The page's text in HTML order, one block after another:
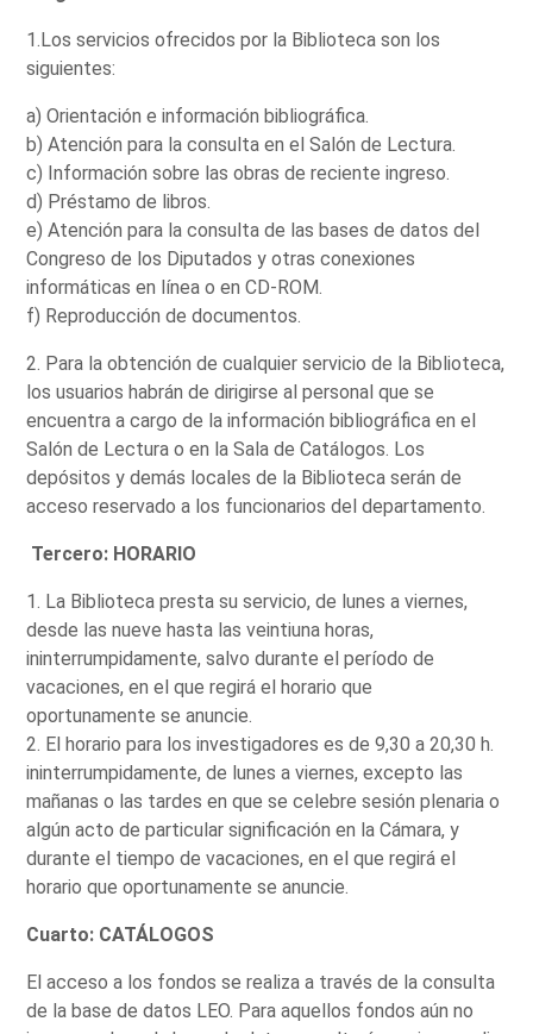
1.Los servicios ofrecidos por la Biblioteca son los
siguientes:
a) Orientación e información bibliográfica.
b) Atención para la consulta en el Salón de Lectura.
c) Información sobre las obras de reciente ingreso.
d) Préstamo de libros.
e) Atención para la consulta de las bases de datos del
Congreso de los Diputados y otras conexiones
informáticas en línea o en CD-ROM.
f) Reproducción de documentos.
2. Para la obtención de cualquier servicio de la Biblioteca,
los usuarios habrán de dirigirse al personal que se
encuentra a cargo de la información bibliográfica en el
Salón de Lectura o en la Sala de Catálogos. Los
depósitos y demás locales de la Biblioteca serán de
acceso reservado a los funcionarios del departamento.
Tercero: HORARIO
1. La Biblioteca presta su servicio, de lunes a viernes,
desde las nueve hasta las veintiuna horas,
ininterrumpidamente, salvo durante el período de
vacaciones, en el que regirá el horario que
oportunamente se anuncie.
2. El horario para los investigadores es de 9,30 a 20,30 h.
ininterrumpidamente, de lunes a viernes, excepto las
mañanas o las tardes en que se celebre sesión plenaria o
algún acto de particular significación en la Cámara, y
durante el tiempo de vacaciones, en el que regirá el
horario que oportunamente se anuncie.
Cuarto: CATÁLOGOS
El acceso a los fondos se realiza a través de la consulta
de la base de datos LEO. Para aquellos fondos aún no